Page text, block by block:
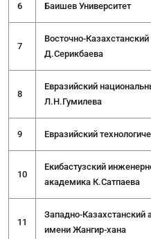
6 Баишев Университет
7
Восточно-
Д.Серикбаева
8
Евразийский
Л.Н.Гумилева
9 Евразийский
10
Екибастузский
академика К.Сатпаева
11
Западно-Казахстанский
имени Жангир-хана